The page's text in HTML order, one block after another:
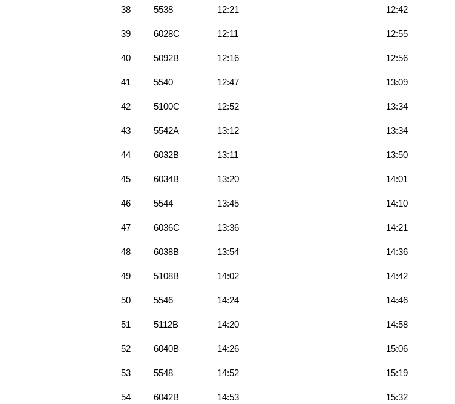
38 5538 12:21 12:42
39 6028C 12:11 12:55
40 5092B 12:16 12:56
41 5540 12:47 13:09
42 5100C 12:52 13:34
43 5542A 13:12 13:34
44 6032B 13:11 13:50
45 6034B 13:20 14:01
46 5544 13:45 14:10
47 6036C 13:36 14:21
48 6038B 13:54 14:36
49 5108B 14:02 14:42
50 5546 14:24 14:46
51 5112B 14:20 14:58
52 6040B 14:26 15:06
53 5548 14:52 15:19
54 6042B 14:53 15:32